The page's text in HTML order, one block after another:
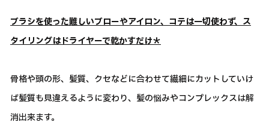
ブラシを使った難しいブローやアイロン、コテは一切使わず、ス
タイリングはドライヤーで乾かすだけ＊
骨格や頭の形、髪質、クセなどに合わせて繊細にカットしていけ
ば髪質も見違えるように変わり、髪の悩みやコンプレックスは解
消出来ます。